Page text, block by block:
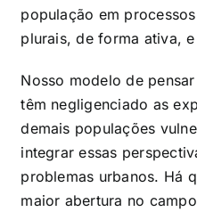
população em
plurais, de forma ativa,
Nosso modelo de
têm negligenciado as
demais populações
integrar essas
problemas urbanos. Há
maior abertura no